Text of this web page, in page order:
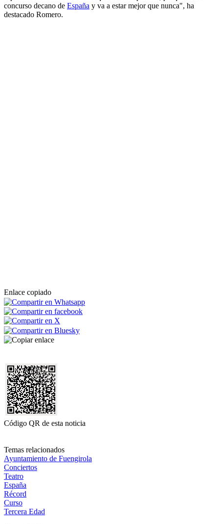
concurso decano de España y va a estar mejor que nunca", ha
destacado Romero.
Enlace copiado
Código QR de esta noticia
Temas relacionados
Ayuntamiento de Fuengirola
Conciertos
Teatro
España
Récord
Curso
Tercera Edad